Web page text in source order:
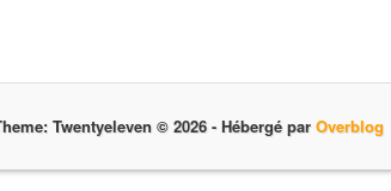
Theme: Twentyeleven © 2026 - Hébergé par Overblog